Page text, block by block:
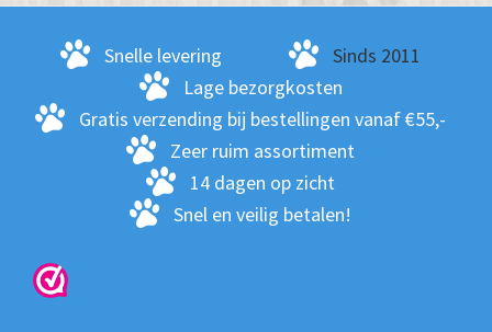
Snelle levering
Sinds 2011
Lage bezorgkosten
Gratis verzending bij bestellingen vanaf €55,-
Zeer ruim assortiment
14 dagen op zicht
Snel en veilig betalen!